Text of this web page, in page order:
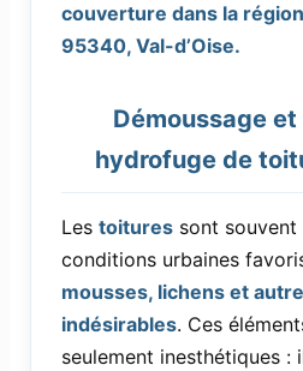
couverture dans la
95340, Val-d’Oise.
Démoussage
hydrofuge de
Les toituressont souvent
conditions urbaines
mousses, lichens et
indésirables. Ces
seulement inesthétiques :